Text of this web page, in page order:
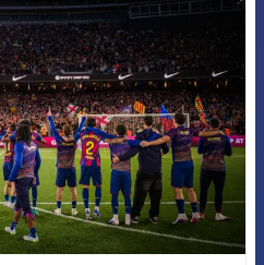
FCB Barcelona badge